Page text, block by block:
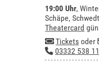
19:00 Uhr,
Schäpe,
Theatercard
Tickets oder
03332 538